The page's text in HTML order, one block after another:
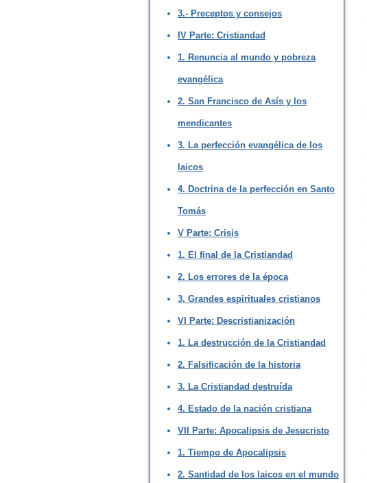
3.- Preceptos y consejos
IV Parte: Cristiandad
1. Renuncia al mundo y pobreza
evangélica
2. San Francisco de Asís y los
mendicantes
3. La perfección evangélica de los
laicos
4. Doctrina de la perfección en Santo
Tomás
V Parte: Crisis
1. El final de la Cristiandad
2. Los errores de la época
3. Grandes espirituales cristianos
VI Parte: Descristianización
1. La destrucción de la Cristiandad
2. Falsificación de la historia
3. La Cristiandad destruída
4. Estado de la nación cristiana
VII Parte: Apocalipsis de Jesucristo
1. Tiempo de Apocalipsis
2. Santidad de los laicos en el mundo